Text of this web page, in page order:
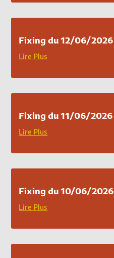
Fixing du 12/06/2026
Lire Plus
Fixing du 11/06/2026
Lire Plus
Fixing du 10/06/2026
Lire Plus